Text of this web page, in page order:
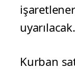
uyarılacak.
Kurban